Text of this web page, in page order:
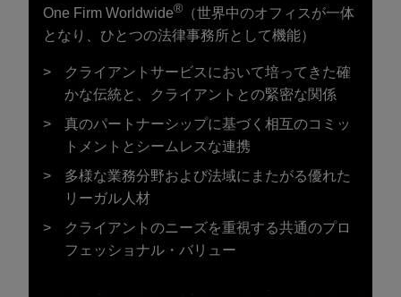
One Firm Worldwide® （世界中のオフィスが一体
となり、ひとつの法律事務所として機能）
クライアントサービスにおいて培ってきた確
かな伝統と、クライアントとの緊密な関係
真のパートナーシップに基づく相互のコミッ
トメントとシームレスな連携
多様な業務分野および法域にまたがる優れた
リーガル人材
クライアントのニーズを重視する共通のプロ
フェッショナル・バリュー